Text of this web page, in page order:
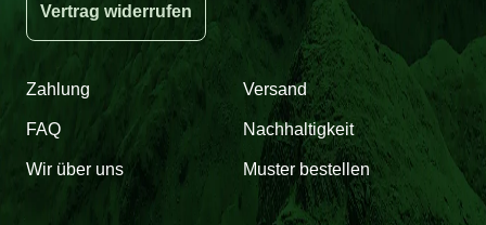
Vertrag widerrufen
Zahlung Versand
FAQ Nachhaltigkeit
Wir über uns Muster bestellen